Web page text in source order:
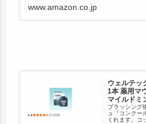
www.amazon.co.jp
ウェルテッ
1本 薬用マ
マイルドミ
ブラッシング
ュ『コンクー
くれます。コ